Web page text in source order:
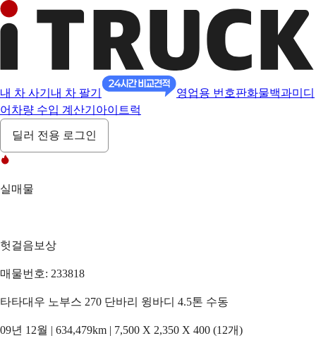
내 차 사기 내 차 팔기 영업용 번호판화물백과미디
어 차량 수입 계산기 아이트럭
딜러 전용 로그인
실매물
헛걸음보상
매물번호: 233818
타타대우 노부스 270 단바리 윙바디 4.5톤 수동
09년 12월 | 634,479km | 7,500 X 2,350 X 400 (12개)